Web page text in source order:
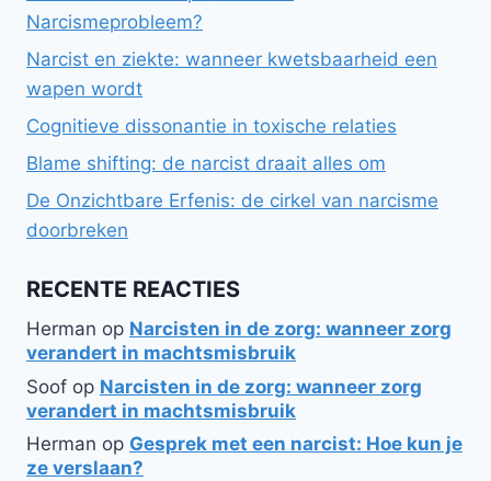
Narcismeprobleem?
Narcist en ziekte: wanneer kwetsbaarheid een
wapen wordt
Cognitieve dissonantie in toxische relaties
Blame shifting: de narcist draait alles om
De Onzichtbare Erfenis: de cirkel van narcisme
doorbreken
RECENTE REACTIES
Herman op Narcisten in de zorg: wanneer zorg
verandert in machtsmisbruik
Soof op Narcisten in de zorg: wanneer zorg
verandert in machtsmisbruik
Herman op Gesprek met een narcist: Hoe kun je
ze verslaan?